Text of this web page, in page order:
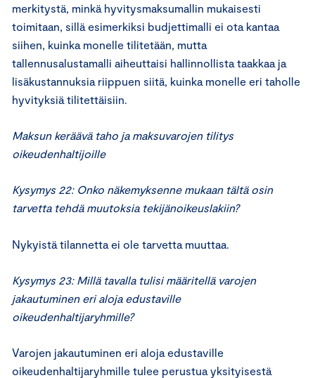
merkitystä, minkä hyvitysmaksumallin mukaisesti
toimitaan, sillä esimerkiksi budjettimalli ei ota kantaa
siihen, kuinka monelle tilitetään, mutta
tallennusalustamalli aiheuttaisi hallinnollista taakkaa ja
lisäkustannuksia riippuen siitä, kuinka monelle eri taholle
hyvityksiä tilitettäisiin.
Maksun keräävä taho ja maksuvarojen tilitys
oikeudenhaltijoille
Kysymys 22: Onko näkemyksenne mukaan tältä osin
tarvetta tehdä muutoksia tekijänoikeuslakiin?
Nykyistä tilannetta ei ole tarvetta muuttaa.
Kysymys 23: Millä tavalla tulisi määritellä varojen
jakautuminen eri aloja edustaville
oikeudenhaltijaryhmille?
Varojen jakautuminen eri aloja edustaville
oikeudenhaltijaryhmille tulee perustua yksityisestä